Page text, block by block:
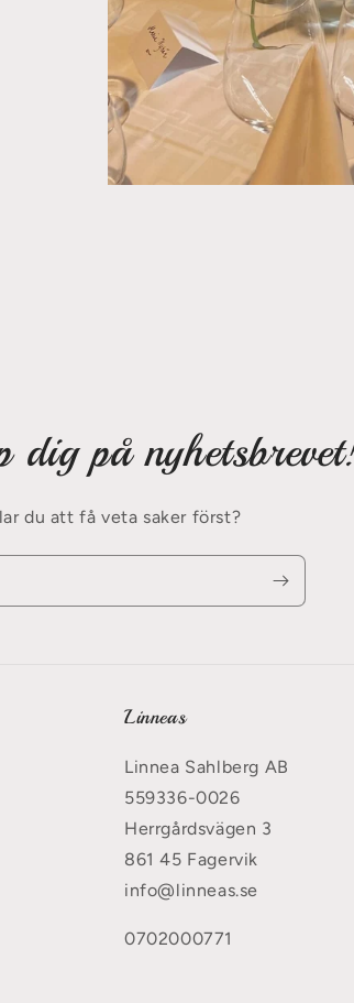
dig på
du att få veta saker först?
Linneas
Linnea Sahlberg AB
559336-0026
Herrgårdsvägen 3
861 45 Fagervik
info@linneas.se
0702000771